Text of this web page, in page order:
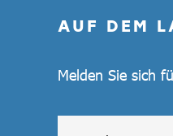
AUF DEM
Melden Sie sich